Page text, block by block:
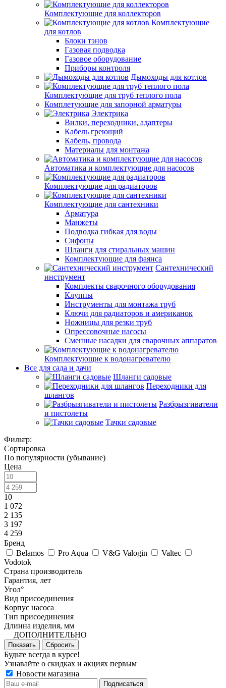
Комплектующие для коллекторов
Комплектующие
для котлов
Блоки тэнов
Газовая подводка
Газовое оборудование
Приборы контроля
Дымоходы для котлов
Комплектующие для труб теплого пола
Комплетующие для запорной арматуры
Электрика
Вилки, переходники, адаптеры
Кабель греющий
Кабель, провода
Материалы для монтажа
Автоматика и комплектующие для насосов
Комплектующие для радиаторов
Комплектующие для сантехники
Арматура
Манжеты
Подводка гибкая для воды
Сифоны
Шланги для стиральных машин
Комплектующие для фаянса
Сантехнический
инструмент
Комплекты сварочного оборудования
Клуппы
Инструменты для монтажа труб
Ключи для радиаторов и американок
Ножницы для резки труб
Опрессовочные насосы
Сменные насадки для сварочных аппаратов
Комплектующие к водонагревателю
Все для сада и дачи
Шланги садовые
Переходники для
шлангов
Разбрызгиватели
и пистолеты
Тачки садовые
Фильтр:
Сортировка
По популярности (убывание)
Цена
10
1 072
2 135
3 197
4 259
Бренд
Belamos
Pro Aqua V&G Valogin
Valtec
Vodotok
Страна производитель
Гарантия, лет
Угол°
Вид присоединения
Корпус насоса
Тип присоединения
Длинна изделия, мм
ДОПОЛНИТЕЛЬНО
Показать Сбросить
Будьте всегда в курсе!
Узнавайте о скидках и акциях первым
Новости магазина